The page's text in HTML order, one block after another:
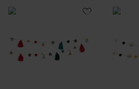
Quasten-Girlande rot-grün 2,2m